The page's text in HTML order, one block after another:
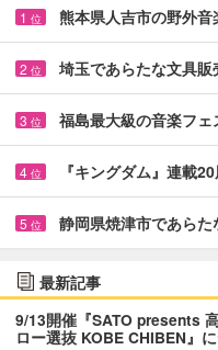
1 位 熊本県人吉市の野外
2 位 埼玉であらたな文具
3 位 福島最大級の音楽フ
4 位 『キングダム』連載
5 位 静岡県焼津市であら
最新記事
9/13開催『SATO presents
ロー選抜 KOBE CHIBEN』